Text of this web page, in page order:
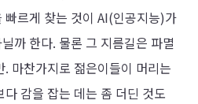
르게 찾는 것이 AI(인공지능)가
까 한다. 물론 그 지름길은 파멸
마찬가지로 젊은이들이 머리는
감을 잡는 데는 좀 더딘 것도